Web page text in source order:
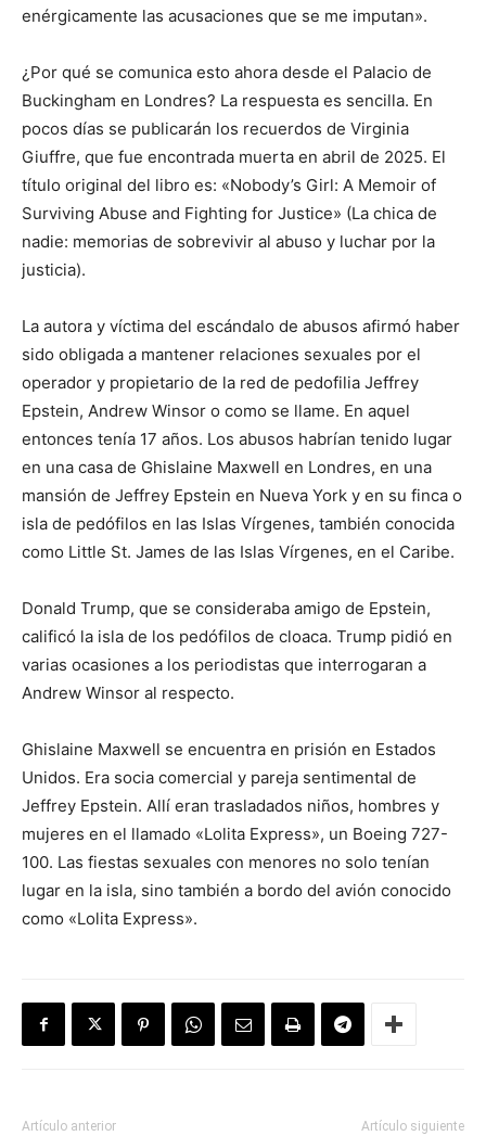
enérgicamente las acusaciones que se me imputan».
¿Por qué se comunica esto ahora desde el Palacio de
Buckingham en Londres? La respuesta es sencilla. En
pocos días se publicarán los recuerdos de Virginia
Giuffre, que fue encontrada muerta en abril de 2025. El
título original del libro es: «Nobody’s Girl: A Memoir of
Surviving Abuse and Fighting for Justice» (La chica de
nadie: memorias de sobrevivir al abuso y luchar por la
justicia).
La autora y víctima del escándalo de abusos afirmó haber
sido obligada a mantener relaciones sexuales por el
operador y propietario de la red de pedofilia Jeffrey
Epstein, Andrew Winsor o como se llame. En aquel
entonces tenía 17 años. Los abusos habrían tenido lugar
en una casa de Ghislaine Maxwell en Londres, en una
mansión de Jeffrey Epstein en Nueva York y en su finca o
isla de pedófilos en las Islas Vírgenes, también conocida
como Little St. James de las Islas Vírgenes, en el Caribe.
Donald Trump, que se consideraba amigo de Epstein,
calificó la isla de los pedófilos de cloaca. Trump pidió en
varias ocasiones a los periodistas que interrogaran a
Andrew Winsor al respecto.
Ghislaine Maxwell se encuentra en prisión en Estados
Unidos. Era socia comercial y pareja sentimental de
Jeffrey Epstein. Allí eran trasladados niños, hombres y
mujeres en el llamado «Lolita Express», un Boeing 727-
100. Las fiestas sexuales con menores no solo tenían
lugar en la isla, sino también a bordo del avión conocido
como «Lolita Express».
Artículo anterior Artículo siguiente